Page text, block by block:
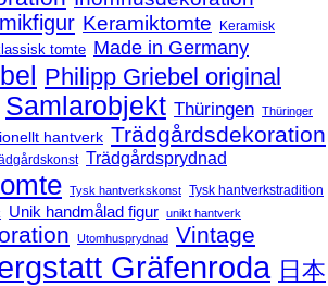
Keramiktomte
Keramisk
tomte Made in Germany
Philipp Griebel original
Samlarobjekt Thüringen Thüringer
hantverk Trädgårdsdekoration
Trädgårdsprydnad
Tysk hantverkskonst Tysk hantverkstradition
Unik handmålad figur unikt hantverk
Utomhusprydnad Vintage
Gräfenroda 日本